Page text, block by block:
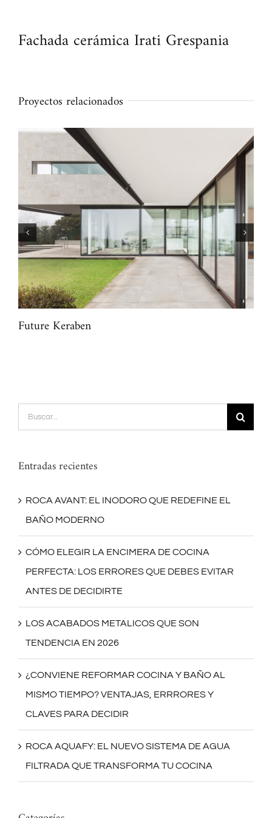
Fachada cerámica Irati Grespania
Proyectos relacionados
Future Keraben
Buscar:
Entradas recientes
ROCA AVANT: EL INODORO QUE REDEFINE EL
BAÑO MODERNO
CÓMO ELEGIR LA ENCIMERA DE COCINA
PERFECTA: LOS ERRORES QUE DEBES EVITAR
ANTES DE DECIDIRTE
LOS ACABADOS METALICOS QUE SON
TENDENCIA EN 2026
¿CONVIENE REFORMAR COCINA Y BAÑO AL
MISMO TIEMPO? VENTAJAS, ERRRORES Y
CLAVES PARA DECIDIR
ROCA AQUAFY: EL NUEVO SISTEMA DE AGUA
FILTRADA QUE TRANSFORMA TU COCINA